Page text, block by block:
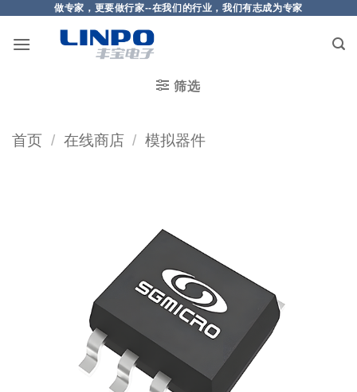
做专家，更要做行家--在我们的行业，我们有志成为专家
筛选
首页 / 在线商店 / 模拟器件